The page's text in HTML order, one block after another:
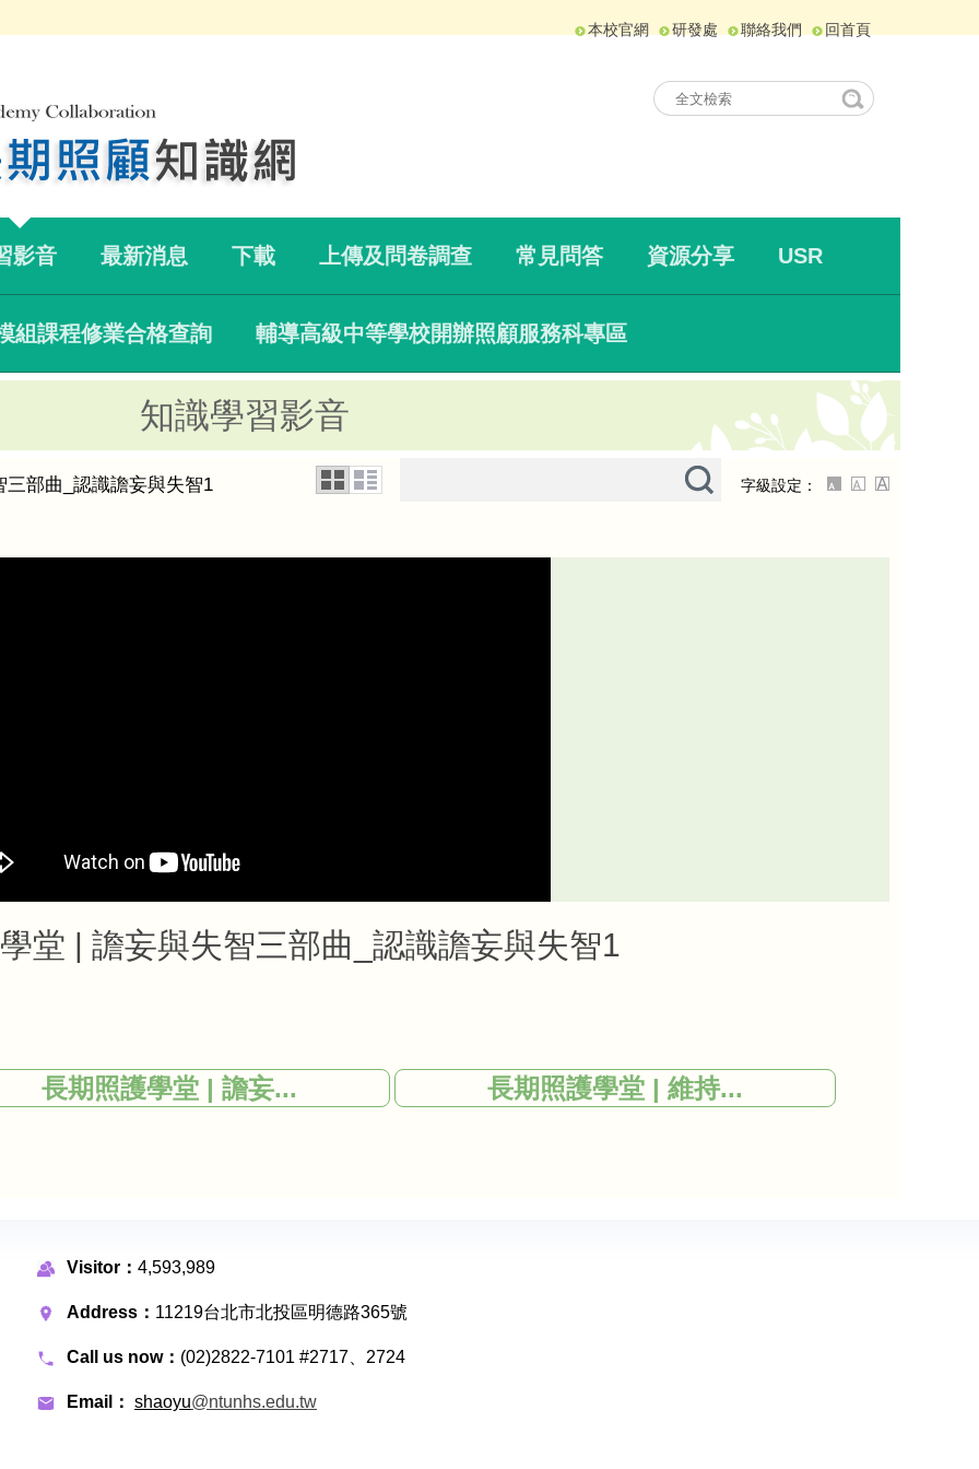
本校官網 研發處 聯絡我們 回首頁
影音 最新消息 下載 上傳及問卷調查 常見問答 資源分享 USR
組課程修業合格查詢 輔導高級中等學校開辦照顧服務科專區
知識學習影音
部曲_認識譫妄與失智1 字級設定：
堂 | 譫妄與失智三部曲_認識譫妄與失智1
長期照護學堂 | 譫妄... 長期照護學堂 | 維持...
Visitor： 4,593,989
Address： 11219台北市北投區明德路365號
Call us now： (02)2822-7101 #2717、2724
Email： shaoyu@ntunhs.edu.tw